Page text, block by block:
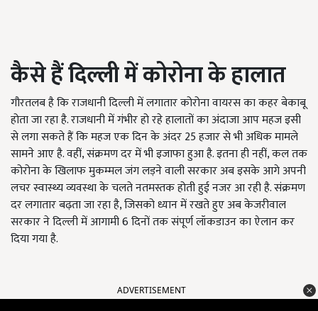
कैसेहैंदिल्ली में कोरोना के हालात
गौरतलब है कि राजधानी दिल्ली में लगातार कोरोना वायरस का कहर बेकाबू
होता जा रहा है. राजधानी में गंभीर हो रहे हालातों का अंदाजा आप महज इसी
से लगा सकते हैं कि महज एक दिन के अंदर 25 हजार से भी अधिक मामले
सामने आए है. वहीं, संक्रमण दर में भी इजाफा हुआ है. इतना ही नहीं, कल तक
कोरोना के खिलाफ मुकम्मल जंग लड़ने वाली सरकार अब इसके आगे अपनी
लचर स्वास्थ्य व्यवस्था के चलते नतमस्तक होती हुई नजर आ रही है. संक्रमण
दर लगातार बढ़ता जा रहा है, जिसको ध्यान में रखते हुए अब केजरीवाल
सरकार ने दिल्ली में आगामी 6 दिनों तक संपूर्ण लॉकडाउन का ऐलान कर
दिया गया है.
ADVERTISEMENT